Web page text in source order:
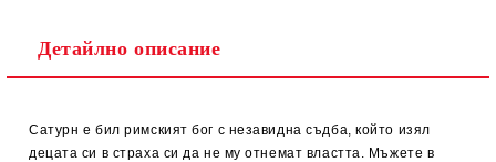
Детайлно описание
Сатурн е бил римският бог с незавидна съдба, който изял
децата си в страха си да не му отнемат властта. Мъжете в